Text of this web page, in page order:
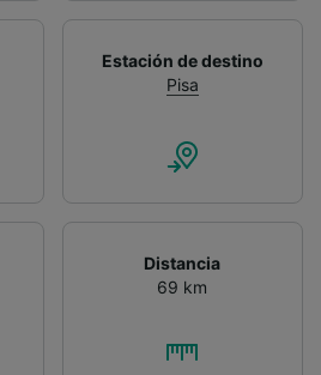
Estación de destino
Pisa
Distancia
69 km